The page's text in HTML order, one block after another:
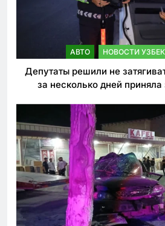
АВТО НОВОСТИ
Депутаты решили не
за несколько дней